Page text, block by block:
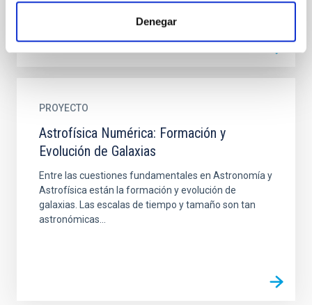
Denegar
PROYECTO
Astrofísica Numérica: Formación y
Evolución de Galaxias
Entre las cuestiones fundamentales en Astronomía y
Astrofísica están la formación y evolución de
galaxias. Las escalas de tiempo y tamaño son tan
astronómicas...